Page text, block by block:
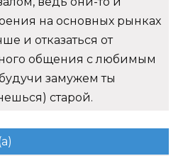
на основных рынках
и отказаться от
общения с любимым
замужем ты
старой.